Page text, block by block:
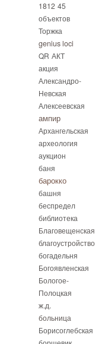
1812 45
объектов
Торжка
genius loci
QR АКТ
акция
Александро-
Невская
Алексеевская
ампир
Архангельская
археология
аукцион
баня
барокко
башня
беспредел
библиотека
Благовещенская
благоустройство
богадельня
Богоявленская
Бологое-
Полоцкая
ж.д.
больница
Борисоглебская